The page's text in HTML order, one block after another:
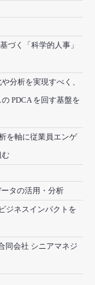
く「科学的人事」
分析を実現すべく、
PDCA を回す基盤を
を軸に従業員エンゲ
タの活用・分析
ジネスインパクトを
会社 シニアマネジ